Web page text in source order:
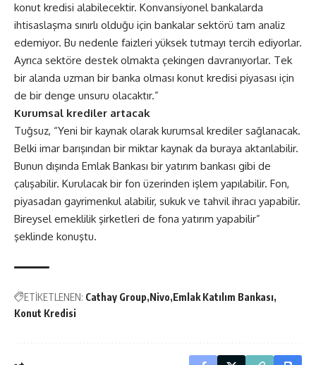
konut kredisi alabilecektir. Konvansiyonel bankalarda
ihtisaslaşma sınırlı olduğu için bankalar sektörü tam analiz
edemiyor. Bu nedenle faizleri yüksek tutmayı tercih ediyorlar.
Ayrıca sektöre destek olmakta çekingen davranıyorlar. Tek
bir alanda uzman bir banka olması konut kredisi piyasası için
de bir denge unsuru olacaktır.”
Kurumsal krediler artacak
Tuğsuz, “Yeni bir kaynak olarak kurumsal krediler sağlanacak.
Belki imar barışından bir miktar kaynak da buraya aktarılabilir.
Bunun dışında Emlak Bankası bir yatırım bankası gibi de
çalışabilir. Kurulacak bir fon üzerinden işlem yapılabilir. Fon,
piyasadan gayrimenkul alabilir, sukuk ve tahvil ihracı yapabilir.
Bireysel emeklilik şirketleri de fona yatırım yapabilir”
şeklinde konuştu.
ETİKETLENEN: Cathay Group Nivo Emlak Katılım Bankası
Konut Kredisi